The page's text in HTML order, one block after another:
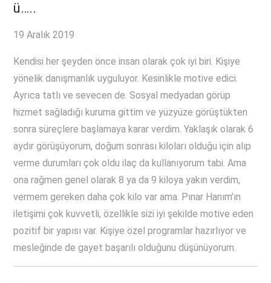
ü…..
19 Aralık 2019
Kendisi her şeyden önce insan olarak çok iyi biri. Kişiye
yönelik danışmanlık uyguluyor. Kesinlikle motive edici.
Ayrıca tatlı ve sevecen de. Sosyal medyadan görüp
hizmet sağladığı kuruma gittim ve yüzyüze görüştükten
sonra süreçlere başlamaya karar verdim. Yaklaşık olarak 6
aydır görüşüyorum, doğum sonrası kiloları olduğu için alıp
verme durumları çok oldu ilaç da kullanıyorum tabi. Ama
ona rağmen genel olarak 8 ya da 9 kiloya yakın verdim,
vermem gereken daha çok kilo var ama. Pınar Hanım’ın
iletişimi çok kuvvetli, özellikle sizi iyi şekilde motive eden
pozitif bir yapısı var. Kişiye özel programlar hazırlıyor ve
mesleğinde de gayet başarılı olduğunu düşünüyorum.